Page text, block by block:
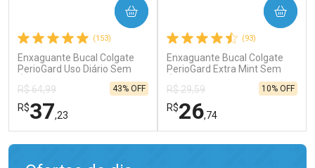
(153)
Enxaguante Bucal Colgate
PerioGard Uso Diário Sem
R$ 64,99
R$37,23
43% OFF
COMPRAR
(93)
Enxaguante Bucal Colgate
PerioGard Extra Mint Sem
R$ 29,59
R$26,74
10% OFF
COMPRAR